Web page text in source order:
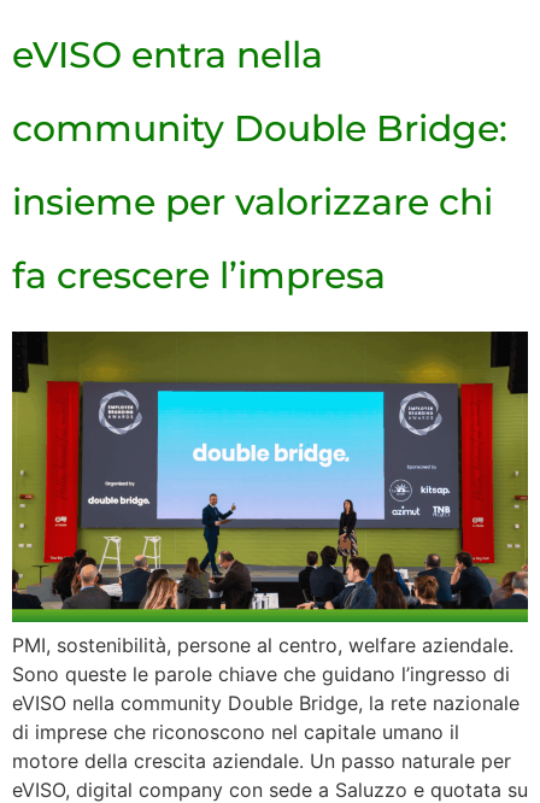
eVISO entra nella
community Double Bridge:
insieme per valorizzare chi
fa crescere l’impresa
PMI, sostenibilità, persone al centro, welfare aziendale.
Sono queste le parole chiave che guidano l’ingresso di
eVISO nella community Double Bridge, la rete nazionale
di imprese che riconoscono nel capitale umano il
motore della crescita aziendale. Un passo naturale per
eVISO, digital company con sede a Saluzzo e quotata su